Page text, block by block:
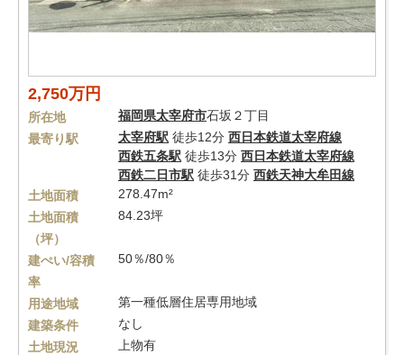
2,750万円
所在地 福岡県太宰府市石坂２丁目
最寄り駅
太宰府駅 徒歩12分 西日本鉄道太宰府線
西鉄五条駅 徒歩13分 西日本鉄道太宰府線
西鉄二日市駅 徒歩31分 西鉄天神大牟田線
土地面積
278.47m²
土地面積
（坪）
84.23坪
建ぺい/容積
率
50％/80％
用途地域
第一種低層住居専用地域
建築条件
なし
土地現況
上物有